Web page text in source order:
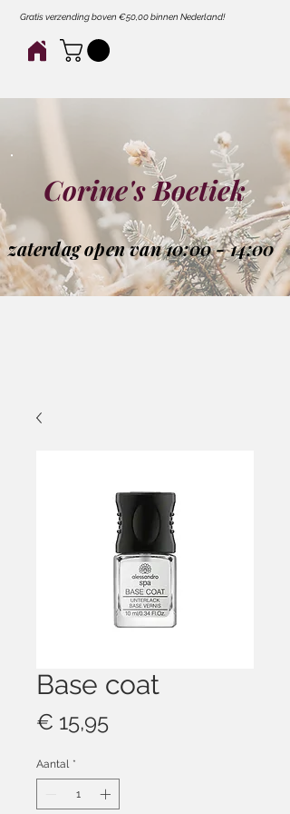
Gratis verzending boven €50,00 binnen Nederland!
Corine's Boetiek
zaterdag open van 10:00 - 14:00
Base coat
€ 15,95Prijs
Aantal *